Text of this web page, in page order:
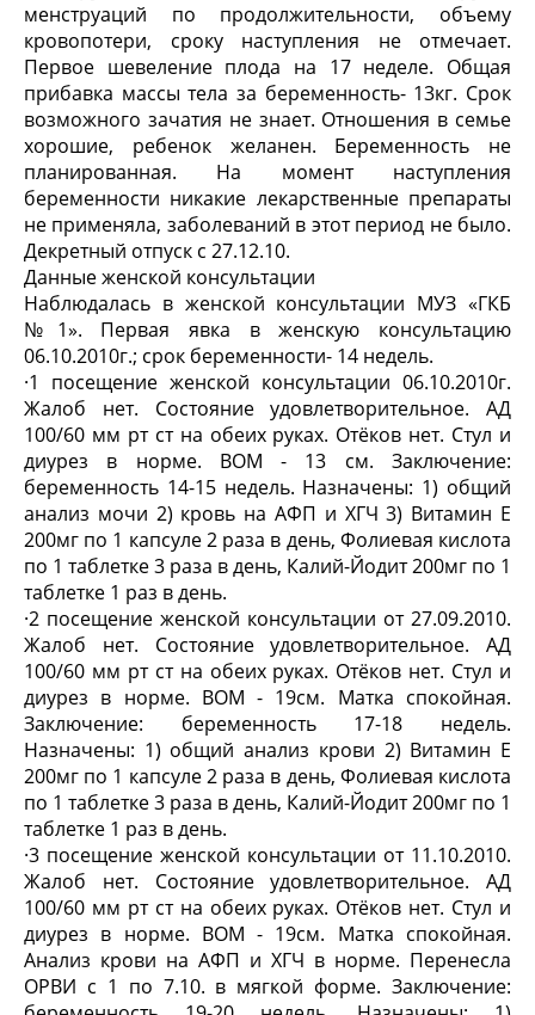
менструаций по продолжительности, объему
кровопотери, сроку наступления не отмечает.
Первое шевеление плода на 17 неделе. Общая
прибавка массы тела за беременность- 13кг. Срок
возможного зачатия не знает. Отношения в семье
хорошие, ребенок желанен. Беременность не
планированная. На момент наступления
беременности никакие лекарственные препараты
не применяла, заболеваний в этот период не было.
Декретный отпуск с 27.12.10.
Данные женской консультации
Наблюдалась в женской консультации МУЗ «ГКБ
№1». Первая явка в женскую консультацию
06.10.2010г.; срок беременности- 14 недель.
·1 посещение женской консультации 06.10.2010г.
Жалоб нет. Состояние удовлетворительное. АД
100/60 мм рт ст на обеих руках. Отёков нет. Стул и
диурез в норме. ВОМ - 13 см. Заключение:
беременность 14-15 недель. Назначены: 1) общий
анализ мочи 2) кровь на АФП и ХГЧ 3) Витамин Е
200мг по 1 капсуле 2 раза в день, Фолиевая кислота
по 1 таблетке 3 раза в день, Калий-Йодит 200мг по 1
таблетке 1 раз в день.
·2 посещение женской консультации от 27.09.2010.
Жалоб нет. Состояние удовлетворительное. АД
100/60 мм рт ст на обеих руках. Отёков нет. Стул и
диурез в норме. ВОМ - 19см. Матка спокойная.
Заключение: беременность 17-18 недель.
Назначены: 1) общий анализ крови 2) Витамин Е
200мг по 1 капсуле 2 раза в день, Фолиевая кислота
по 1 таблетке 3 раза в день, Калий-Йодит 200мг по 1
таблетке 1 раз в день.
·3 посещение женской консультации от 11.10.2010.
Жалоб нет. Состояние удовлетворительное. АД
100/60 мм рт ст на обеих руках. Отёков нет. Стул и
диурез в норме. ВОМ - 19см. Матка спокойная.
Анализ крови на АФП и ХГЧ в норме. Перенесла
ОРВИ с 1 по 7.10. в мягкой форме. Заключение: